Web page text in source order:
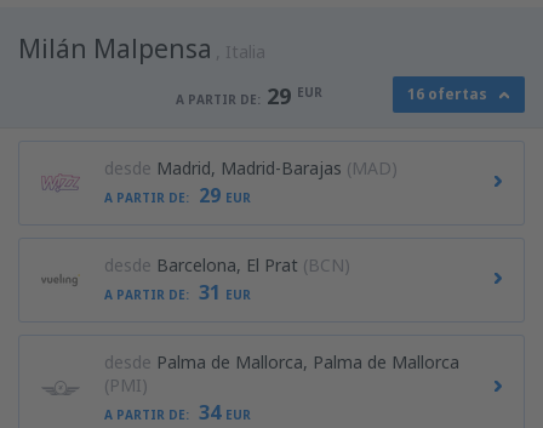
Milán Malpensa Italia
A PARTIR DE: 29 EUR 16 ofertas
desde Madrid, Madrid-Barajas (MAD)
A PARTIR DE: 29 EUR
desde Barcelona, El Prat (BCN)
A PARTIR DE: 31 EUR
desde Palma de Mallorca, Palma de Mallorca
(PMI)
A PARTIR DE: 34 EUR